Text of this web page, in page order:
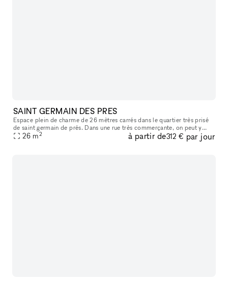
SAINT GERMAIN DES PRES
Espace plein de charme de 26 mètres carrés dans le quartier très prisé
de saint germain de prés. Dans une rue très commerçante, on peut y
apercevoir le carré saint germain, idéal pour y accueillir sa
26 m2 à partir de312 € par jour